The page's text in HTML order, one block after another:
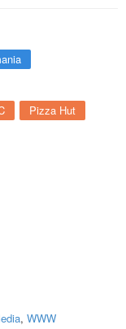
Pizza Hut
, WWW